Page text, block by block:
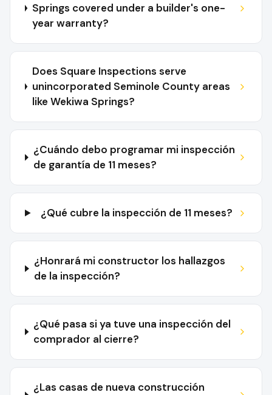
Springs covered under a builder's one-
year warranty?
Does Square Inspections serve
unincorporated Seminole County areas
like Wekiwa Springs?
¿Cuándo debo programar mi inspección
de garantía de 11 meses?
¿Qué cubre la inspección de 11 meses?
¿Honrará mi constructor los hallazgos
de la inspección?
¿Qué pasa si ya tuve una inspección del
comprador al cierre?
¿Las casas de nueva construcción